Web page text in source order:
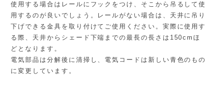
使用する場合はレールにフックをつけ、そこから吊るして使
用するのが良いでしょう。レールがない場合は、天井に吊り
下げできる金具を取り付けてご使用ください。実際に使用す
る際、天井からシェード下端までの最長の長さは150cmほ
どとなります。
電気部品は分解後に清掃し、電気コードは新しい青色のもの
に変更しています。